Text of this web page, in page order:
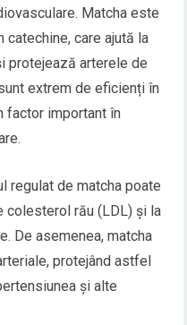
Matcha este
catechine, care ajută la
protejează arterele de
extrem de eficienți în
factor important în
regulat de matcha poate
colesterol rău (LDL) și la
De asemenea, matcha
protejând astfel
și alte